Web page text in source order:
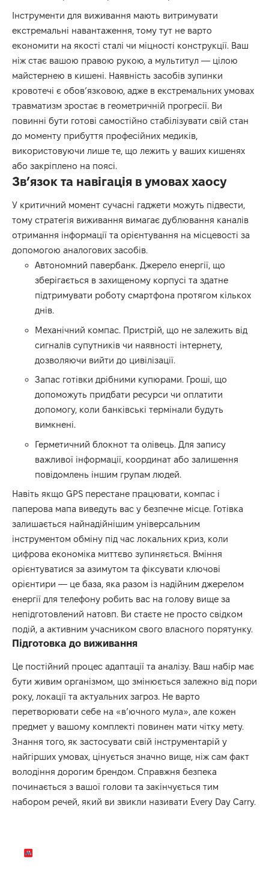
Інструменти для виживання мають витримувати
екстремальні навантаження, тому тут не варто
економити на якості сталі чи міцності конструкції. Ваш
ніж стає вашою правою рукою, а мультитул — цілою
майстернею в кишені. Наявність засобів зупинки
кровотечі є обов’язковою, адже в екстремальних умовах
травматизм зростає в геометричній прогресії. Ви
повинні бути готові самостійно стабілізувати свій стан
до моменту прибуття професійних медиків,
використовуючи лише те, що лежить у ваших кишенях
або закріплено на поясі.
Зв’язок та навігація в умовах хаосу
У критичний момент сучасні гаджети можуть підвести,
тому стратегія виживання вимагає дублювання каналів
отримання інформації та орієнтування на місцевості за
допомогою аналогових засобів.
Автономний павербанк. Джерело енергії, що
зберігається в захищеному корпусі та здатне
підтримувати роботу смартфона протягом кількох
днів.
Механічний компас. Пристрій, що не залежить від
сигналів супутників чи наявності інтернету,
дозволяючи вийти до цивілізації.
Запас готівки дрібними купюрами. Гроші, що
допоможуть придбати ресурси чи оплатити
допомогу, коли банківські термінали будуть
вимкнені.
Герметичний блокнот та олівець. Для запису
важливої інформації, координат або залишення
повідомлень іншим групам людей.
Навіть якщо GPS перестане працювати, компас і
паперова мапа виведуть вас у безпечне місце. Готівка
залишається найнадійнішим універсальним
інструментом обміну під час локальних криз, коли
цифрова економіка миттєво зупиняється. Вміння
орієнтуватися за азимутом та фіксувати ключові
орієнтири — це база, яка разом із надійним джерелом
енергії для телефону робить вас на голову вище за
непідготовлений натовп. Ви стаєте не просто свідком
подій, а активним учасником свого власного порятунку.
Підготовка до виживання
Це постійний процес адаптації та аналізу. Ваш набір має
бути живим організмом, що змінюється залежно від пори
року, локації та актуальних загроз. Не варто
перетворювати себе на «в’ючного мула», але кожен
предмет у вашому комплекті повинен мати чітку мету.
Знання того, як застосувати свій інструментарій у
найгірших умовах, цінується значно вище, ніж сам факт
володіння дорогим брендом. Справжня безпека
починається з вашої голови та закінчується тим
набором речей, який ви звикли називати Every Day Carry.